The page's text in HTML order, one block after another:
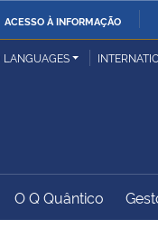
ACESSO À INFORMAÇÃO
das Relações
Geral da
LANGUAGES
O Q Quântico